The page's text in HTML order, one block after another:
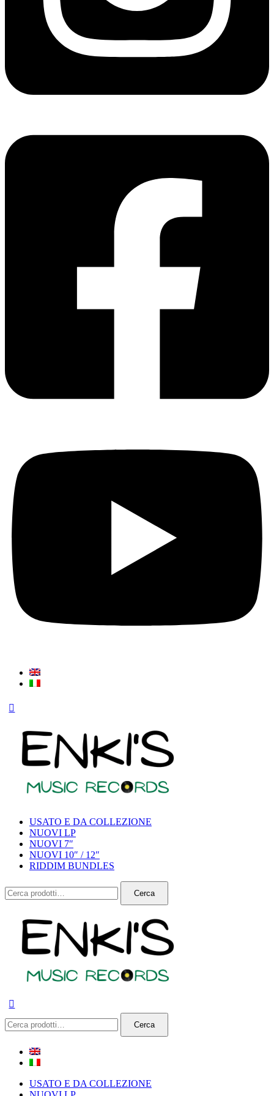
USATO E DA COLLEZIONE
NUOVI LP
NUOVI 7″
NUOVI 10″ / 12″
RIDDIM BUNDLES
Cerca:
Cerca
Cerca:
Cerca
USATO E DA COLLEZIONE